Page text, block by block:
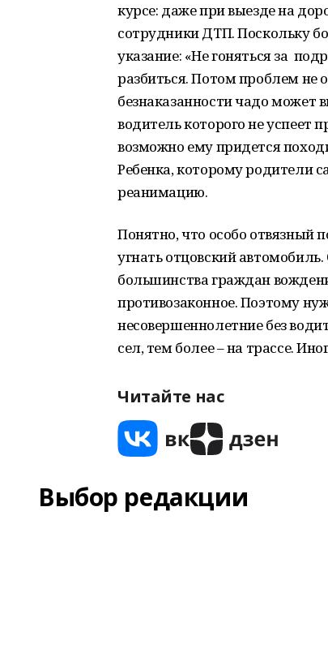
курсе: даже при выезде на
сотрудники ДТП. Поскольку
указание: «Не гоняться за
разбиться. Потом проблем не
безнаказанности чадо может
водитель которого не успеет
возможно ему придется
Ребенка, которому родители
реанимацию.
Понятно, что особо отвязный
угнать отцовский
большинства граждан
противозаконное. Поэтому
несовершеннолетние без
сел, тем более – на трассе.
Читайте нас
Выбор редакции